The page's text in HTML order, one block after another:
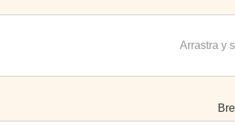
Arrastra y